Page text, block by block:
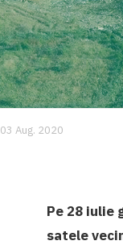
03 Aug. 2020
Pe 28 iulie
satele